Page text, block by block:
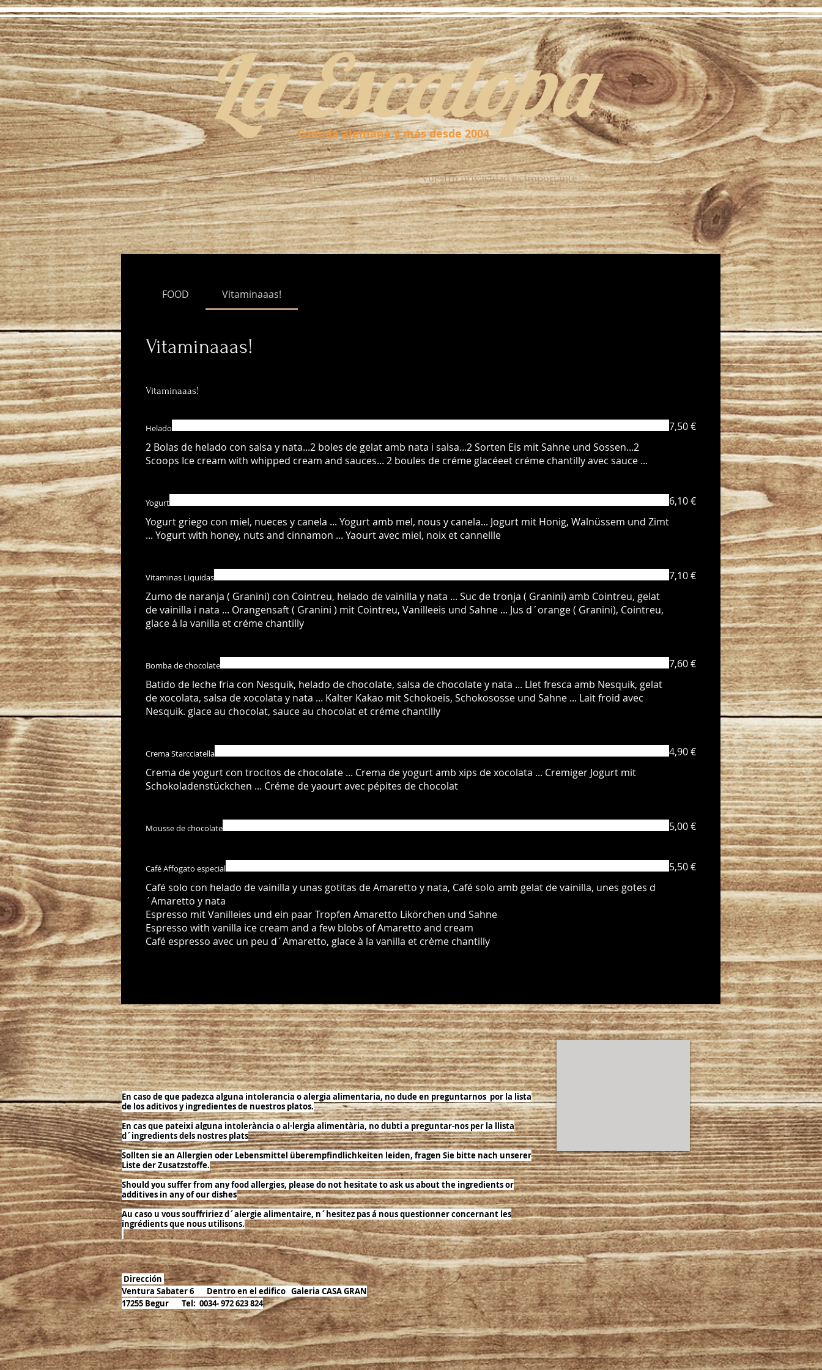
La Escalopa
Comida alemana y más desde 2004
HOME MENU FOTOS Vuestro privacidad es importante
FOOD Vitaminaaas!
Vitaminaaas!
Vitaminaaas!
Helado
2 Bolas de helado con salsa y nata...2 boles de gelat amb nata i salsa...2 Sorten Eis mit Sahne und Sossen...2
Scoops Ice cream with whipped cream and sauces... 2 boules de créme glacéeet créme chantilly avec sauce ...
7,50 €
Yogurt
Yogurt griego con miel, nueces y canela ... Yogurt amb mel, nous y canela... Jogurt mit Honig, Walnüssem und Zimt
... Yogurt with honey, nuts and cinnamon ... Yaourt avec miel, noix et cannellle
6,10 €
Vitaminas Liquidas
Zumo de naranja ( Granini) con Cointreu, helado de vainilla y nata ... Suc de tronja ( Granini) amb Cointreu, gelat
de vainilla i nata ... Orangensaft ( Granini ) mit Cointreu, Vanilleeis und Sahne ... Jus d´orange ( Granini), Cointreu,
glace á la vanilla et créme chantilly
7,10 €
Bomba de chocolate
Batido de leche fria con Nesquik, helado de chocolate, salsa de chocolate y nata ... Llet fresca amb Nesquik, gelat
de xocolata, salsa de xocolata y nata ... Kalter Kakao mit Schokoeis, Schokososse und Sahne ... Lait froid avec
Nesquik. glace au chocolat, sauce au chocolat et créme chantilly
7,60 €
Crema Starcciatella
Crema de yogurt con trocitos de chocolate ... Crema de yogurt amb xips de xocolata ... Cremiger Jogurt mit
Schokoladenstückchen ... Créme de yaourt avec pépites de chocolat
4,90 €
Mousse de chocolate 5,00 €
Café Affogato especial
Café solo con helado de vainilla y unas gotitas de Amaretto y nata, Café solo amb gelat de vainilla, unes gotes d
´Amaretto y nata
Espresso mit Vanilleies und ein paar Tropfen Amaretto Likörchen und Sahne
Espresso with vanilla ice cream and a few blobs of Amaretto and cream
5,50 €
En caso de que padezca alguna intolerancia o alergia alimentaria, no dude en preguntarnos por la lista
de los aditivos y ingredientes de nuestros platos.
En cas que pateixi alguna intolerància o al·lergia alimentària, no dubti a preguntar-nos per la llista
d´ingredients dels nostres plats
Sollten sie an Allergien oder Lebensmittel überempfindlichkeiten leiden, fragen Sie bitte nach unserer
Liste der Zusatzstoffe.
Should you suffer from any food allergies, please do not hesitate to ask us about the ingredients or
additives in any of our dishes
Au caso u vous souffririez d´alergie alimentaire, n´hesitez pas á nous questionner concernant les
ingrédients que nous utilisons.
Dirección
Ventura Sabater 6 Dentro en el edifico Galeria CASA GRAN
17255 Begur Tel: 0034- 972 623 824